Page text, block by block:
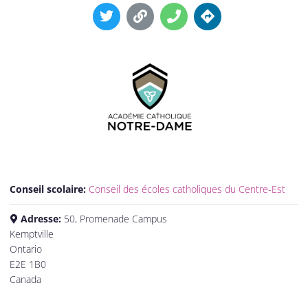
Conseil scolaire: Conseil des écoles catholiques du Centre-Est
Adresse: 50, Promenade Campus
Kemptville
Ontario
E2E 1B0
Canada